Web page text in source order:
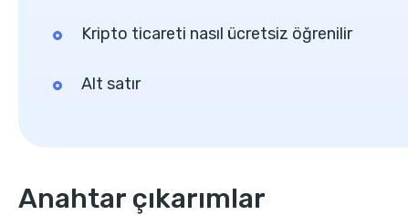
Kripto ticareti nasıl ücretsiz öğrenilir
Alt satır
Anahtar çıkarımlar